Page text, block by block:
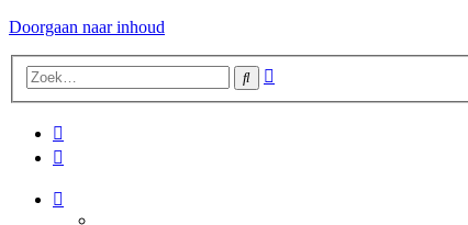
Doorgaan naar inhoud
Zoek